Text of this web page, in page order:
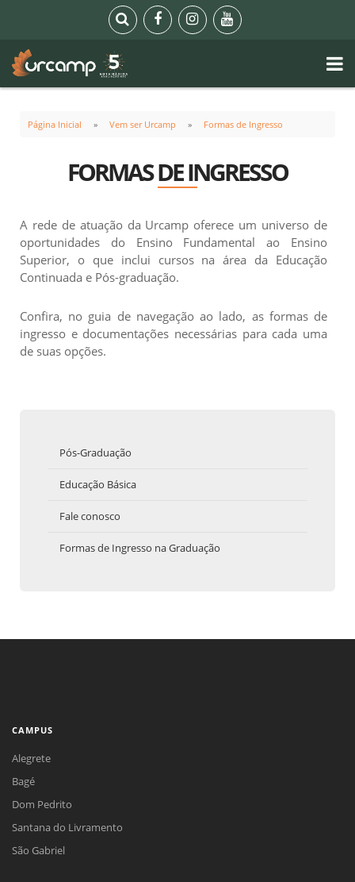
Página Inicial Vem ser Urcamp Formas de Ingresso
FORMAS DE INGRESSO
A rede de atuação da Urcamp oferece um universo de
oportunidades do Ensino Fundamental ao Ensino
Superior, o que inclui cursos na área da Educação
Continuada e Pós-graduação.
Confira, no guia de navegação ao lado, as formas de
ingresso e documentações necessárias para cada uma
de suas opções.
Pós-Graduação
Educação Básica
Fale conosco
Formas de Ingresso na Graduação
CAMPUS
Alegrete
Bagé
Dom Pedrito
Santana do Livramento
São Gabriel